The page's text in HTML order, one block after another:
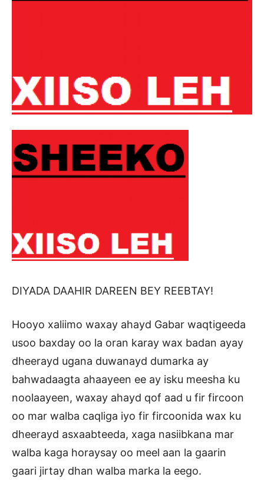
DIYADA DAAHIR DAREEN BEY REEBTAY!
Hooyo xaliimo waxay ahayd Gabar waqtigeeda
usoo baxday oo la oran karay wax badan ayay
dheerayd ugana duwanayd dumarka ay
bahwadaagta ahaayeen ee ay isku meesha ku
noolaayeen, waxay ahayd qof aad u fir fircoon
oo mar walba caqliga iyo fir fircoonida wax ku
dheerayd asxaabteeda, xaga nasiibkana mar
walba kaga horaysay oo meel aan la gaarin
gaari jirtay dhan walba marka la eego.